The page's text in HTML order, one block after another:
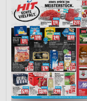
Werbung